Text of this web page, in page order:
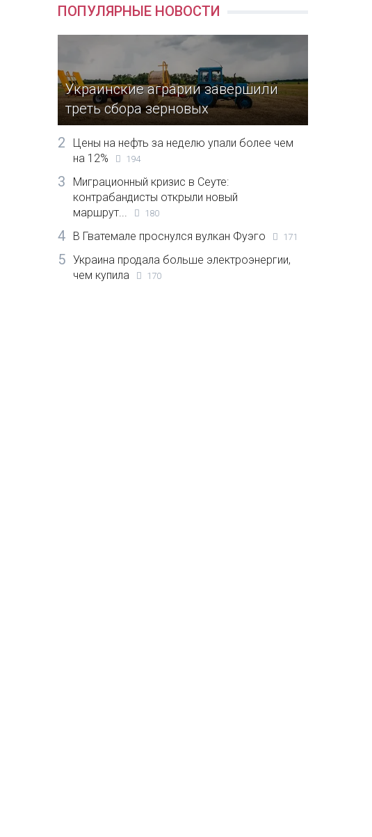
ПОПУЛЯРНЫЕ НОВОСТИ
Украинские аграрии завершили
треть сбора зерновых
2
Цены на нефть за неделю упали более чем
на 12%
194
3
Миграционный кризис в Сеуте:
контрабандисты открыли новый
маршрут...
180
4 В Гватемале проснулся вулкан Фуэго 171
5
Украина продала больше электроэнергии,
чем купила
170